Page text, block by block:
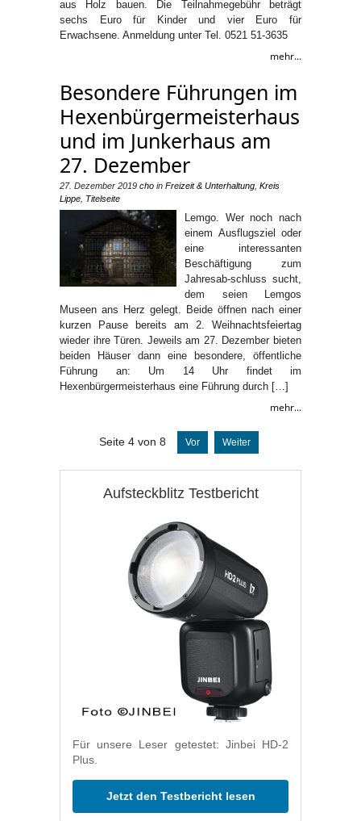
aus Holz bauen. Die Teilnahmegebühr beträgt
sechs Euro für Kinder und vier Euro für
Erwachsene. Anmeldung unter Tel. 0521 51-3635
mehr...
Besondere Führungen im
Hexenbürgermeisterhaus
und im Junkerhaus am
27. Dezember
27. Dezember 2019 cho in Freizeit & Unterhaltung Kreis
Lippe Titelseite
Lemgo. Wer noch nach
einem Ausflugsziel oder
eine interessanten
Beschäftigung zum
Jahresab-schluss sucht,
dem seien Lemgos
Museen ans Herz gelegt. Beide öffnen nach einer
kurzen Pause bereits am 2. Weihnachtsfeiertag
wieder ihre Türen. Jeweils am 27. Dezember bieten
beiden Häuser dann eine besondere, öffentliche
Führung an: Um 14 Uhr findet im
Hexenbürgermeisterhaus eine Führung durch […]
mehr...
Seite 4 von 8 Vor Weiter
Aufsteckblitz Testbericht
Für unsere Leser getestet: Jinbei HD-2
Plus.
Jetzt den Testbericht lesen